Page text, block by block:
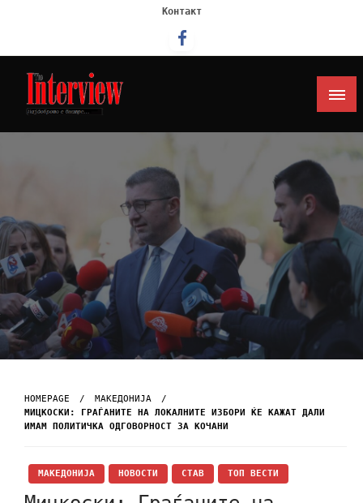
Контакт
Интервју
HOMEPAGE
МАКЕДОНИЈА
МИЦКОСКИ: ГРАЃАНИТЕ НА ЛОКАЛНИТЕ ИЗБОРИ ЌЕ КАЖАТ ДАЛИ
ИМАМ ПОЛИТИЧКА ОДГОВОРНОСТ ЗА КОЧАНИ
МАКЕДОНИЈА НОВОСТИ СТАВ ТОП ВЕСТИ